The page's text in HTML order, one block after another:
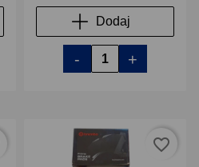
Dodaj
- +
favorite_border